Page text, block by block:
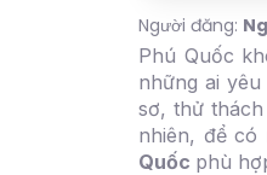
Người đăng:
Phú Quốc
những ai
sơ, thử
nhiên, để có
Quốc phù